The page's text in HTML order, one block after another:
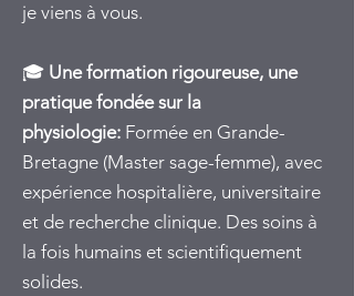
je viens à vous.
🎓 Une formation rigoureuse, une
pratique fondée sur la
physiologie: Formée en Grande-
Bretagne (Master sage-femme), avec
expérience hospitalière, universitaire
et de recherche clinique. Des soins à
la fois humains et scientifiquement
solides.